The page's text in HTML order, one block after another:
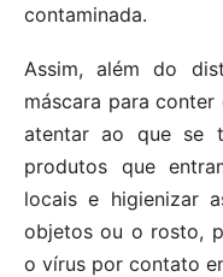
contaminada.
Assim, além do
máscara para
atentar ao que se
produtos que
locais e higienizar
objetos ou o rosto,
o vírus por contato